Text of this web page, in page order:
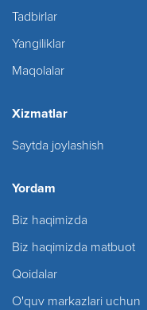
Tadbirlar
Yangiliklar
Maqolalar
Xizmatlar
Saytda joylashish
Yordam
Biz haqimizda
Biz haqimizda matbuot
Qoidalar
O'quv markazlari uchun